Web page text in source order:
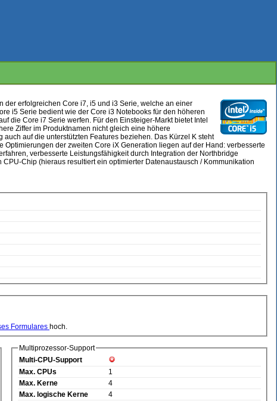
der erfolgreichen Core i7, i5 und i3 Serie, welche an einer
i5 Serie bedient wie der Core i3 Notebooks für den höheren
die Core i7 Serie werfen. Für den Einsteiger-Markt bietet Intel
Ziffer im Produktnamen nicht gleich eine höhere
auf die unterstützten Features beziehen. Das Kürzel K steht
der zweiten Core iX Generation liegen auf der Hand: verbesserte
verbesserte Leistungsfähigkeit durch Integration der Northbridge
Chip (hieraus resultiert ein optimierter Datenaustausch / Kommunikation
Formulares hoch.
Multiprozessor-Support
Multi-CPU-Support
Max. CPUs
1
Max. Kerne
4
Max. logische Kerne
4